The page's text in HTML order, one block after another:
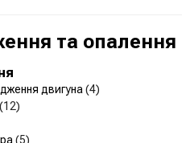
та опалення
двигуна (4)
(12)
(5)